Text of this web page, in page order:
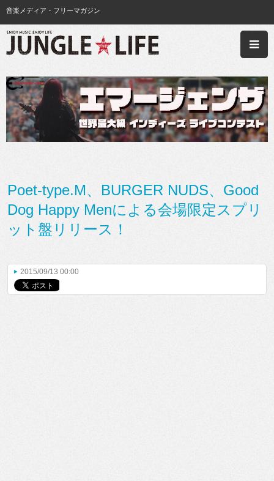
音楽メディア・フリーマガジン
Poet-type.M、BURGER NUDS、Good
Dog Happy Menによる会場限定スプリ
ット盤リリース！
2015/09/13 00:00